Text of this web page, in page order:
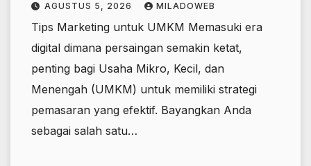
AGUSTUS 5, 2026 MILADOWEB
Tips Marketing untuk UMKM Memasuki era
digital dimana persaingan semakin ketat,
penting bagi Usaha Mikro, Kecil, dan
Menengah (UMKM) untuk memiliki strategi
pemasaran yang efektif. Bayangkan Anda
sebagai salah satu…